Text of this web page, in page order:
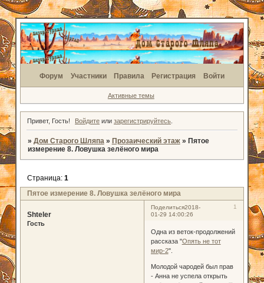
Форум Участники Правила Регистрация Войти
Активные темы
Привет, Гость! Войдите илизарегистрируйтесь
» Дом Старого Шляпа » Прозаический этаж » Пятое
измерение 8. Ловушка зелёного мира
Пятое измерение 8. Ловушка зелёного мира
Страница: 1
Поделиться 1
2018-
01-29 14:00:26
Shteler
Гость
Одна из веток-продолжений
рассказа "Опять не тот
мир-2".
Молодой чародей был прав
- Анна не успела открыть